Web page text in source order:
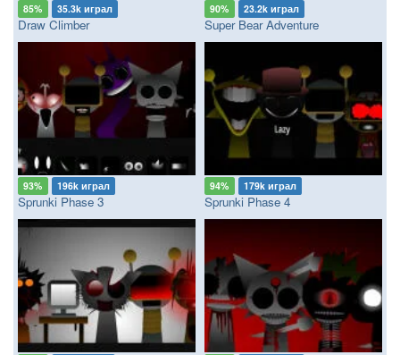
85% 35.3k играл
Draw Climber
90% 23.2k играл
Super Bear Adventure
93% 196k играл
Sprunki Phase 3
94% 179k играл
Sprunki Phase 4